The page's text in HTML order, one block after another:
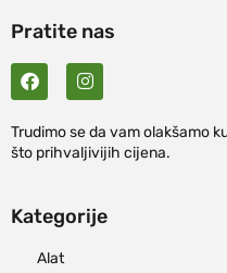
Pratite nas
Trudimo se da vam olakšamo
što prihvaljivijih cijena.
Kategorije
Alat